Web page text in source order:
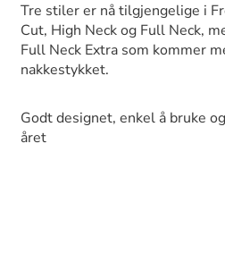
Tre stiler er nå tilgjengelige i
Cut, High Neck og Full Neck,
Full Neck Extra som kommer
nakkestykket.
Godt designet, enkel å bruke
året